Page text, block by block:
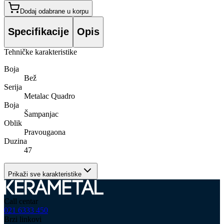
Dodaj odabrane u korpu
Specifikacije Opis
Tehničke karakteristike
Boja
Bež
Serija
Metalac Quadro
Boja
Šampanjac
Oblik
Pravougaona
Duzina
47
Prikaži sve karakteristike
Call centar
021 6333 450
Brzi linkovi